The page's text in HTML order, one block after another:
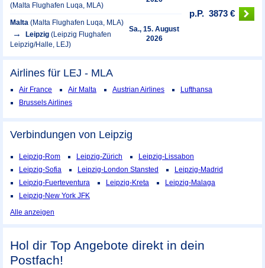
(Malta Flughafen Luqa, MLA)
Malta (Malta Flughafen Luqa, MLA)
Leipzig (Leipzig Flughafen
Leipzig/Halle, LEJ)
Sa., 15. August
2026
p.P. 3873 €
Airlines für LEJ - MLA
Air France Air Malta Austrian Airlines
Lufthansa
Brussels Airlines
Verbindungen von Leipzig
Leipzig-Rom Leipzig-Zürich
Leipzig-Lissabon
Leipzig-Sofia
Leipzig-London Stansted
Leipzig-Madrid
Leipzig-Fuerteventura
Leipzig-Kreta
Leipzig-Malaga
Leipzig-New York JFK
Alle anzeigen
Hol dir Top Angebote direkt in dein
Postfach!